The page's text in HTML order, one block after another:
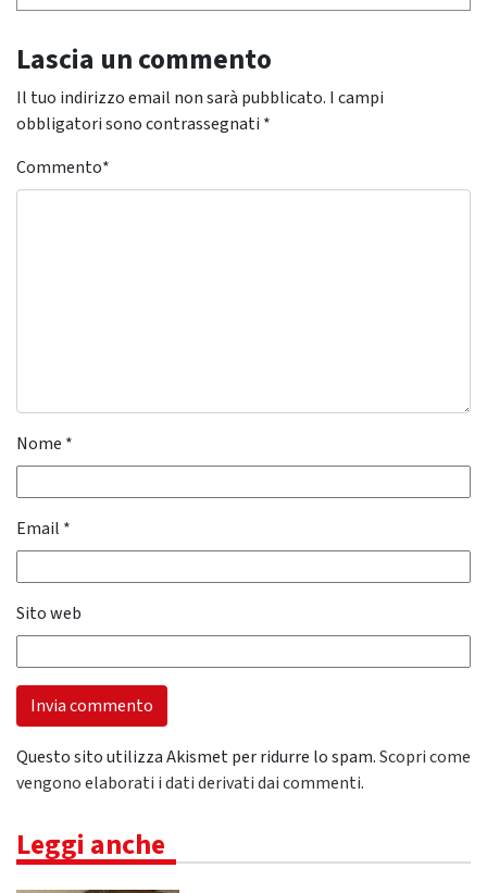
Lascia un commento
Il tuo indirizzo email non sarà pubblicato. I campi
obbligatori sono contrassegnati *
Commento*
Nome *
Email *
Sito web
Questo sito utilizza Akismet per ridurre lo spam.Scopri come
vengono elaborati i dati derivati dai commenti.
Leggi anche